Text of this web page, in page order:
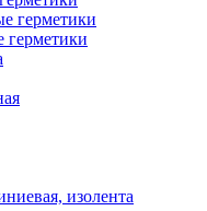
герметики
герметики
изолента